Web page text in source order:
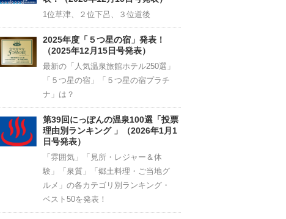
1位草津、２位下呂、３位道後
2025年度「５つ星の宿」発表！
（2025年12月15日号発表）
最新の「人気温泉旅館ホテル250選」
「５つ星の宿」「５つ星の宿プラチ
ナ」は？
第39回にっぽんの温泉100選「投票
理由別ランキング 」（2026年1月1
日号発表）
「雰囲気」「見所・レジャー＆体
験」「泉質」「郷土料理・ご当地グ
ルメ」の各カテゴリ別ランキング・
ベスト50を発表！